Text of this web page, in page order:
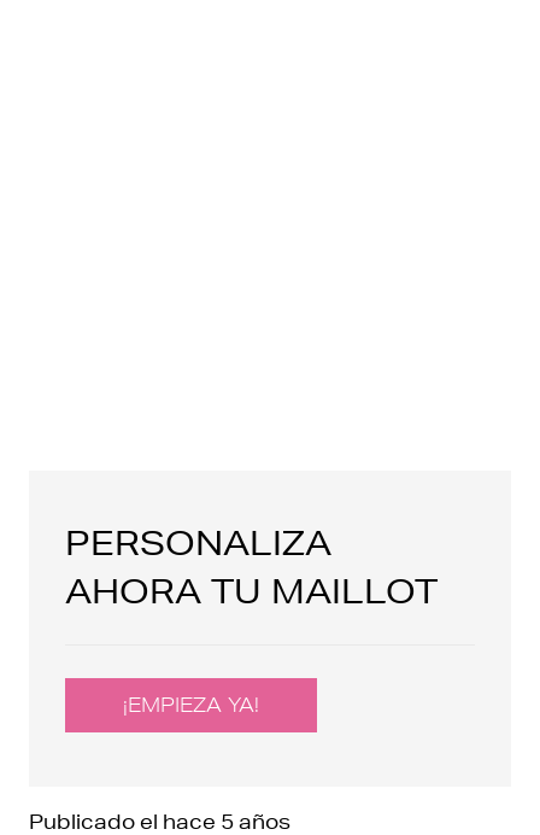
PERSONALIZA
AHORA TU MAILLOT
¡EMPIEZA YA!
Publicado el hace 5 años